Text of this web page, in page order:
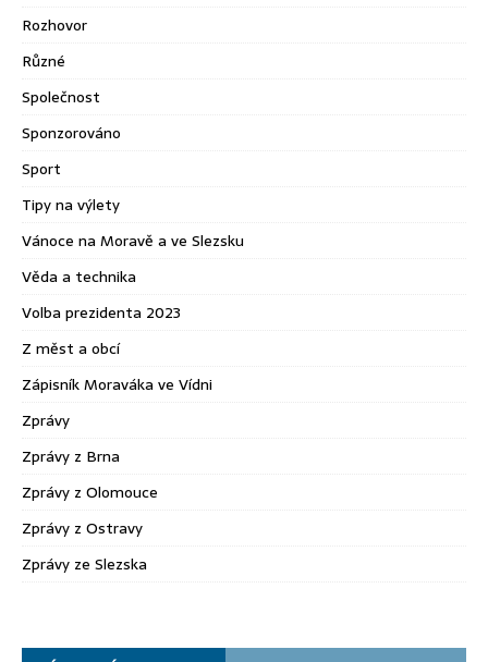
Rozhovor
Různé
Společnost
Sponzorováno
Sport
Tipy na výlety
Vánoce na Moravě a ve Slezsku
Věda a technika
Volba prezidenta 2023
Z měst a obcí
Zápisník Moraváka ve Vídni
Zprávy
Zprávy z Brna
Zprávy z Olomouce
Zprávy z Ostravy
Zprávy ze Slezska